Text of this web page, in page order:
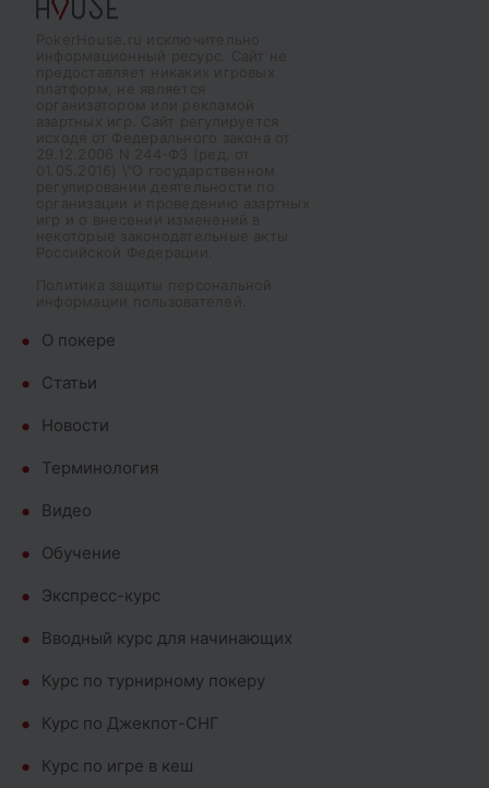
О покере
Cтатьи
Новости
Терминология
Видео
Обучение
Экспресс-курс
Вводный курс для начинающих
Курс по турнирному покеру
Курс по Джекпот-СНГ
Курс по игре в кеш